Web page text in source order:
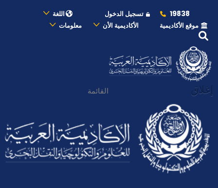
19838 تسجيل الدخول
اللغة
موقع الأكاديمية
الأكاديمية الأن معلومات
إغلاق القائمة